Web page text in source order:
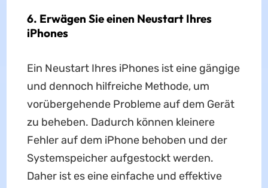
6. Erwägen Sie einen Neustart Ihres
iPhones
Ein Neustart Ihres iPhones ist eine gängige
und dennoch hilfreiche Methode, um
vorübergehende Probleme auf dem Gerät
zu beheben. Dadurch können kleinere
Fehler auf dem iPhone behoben und der
Systemspeicher aufgestockt werden.
Daher ist es eine einfache und effektive